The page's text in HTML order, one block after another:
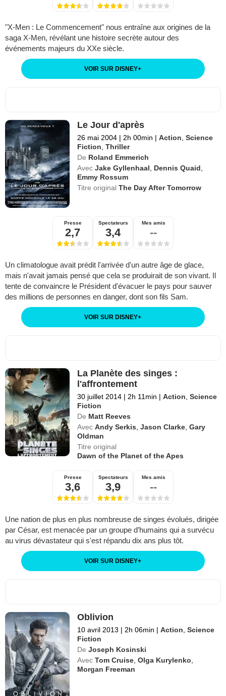
"X-Men : Le Commencement" nous entraîne aux origines de la
saga X-Men, révélant une histoire secrète autour des
événements majeurs du XXe siècle.
VOIR SUR DISNEY+
Le Jour d'après
26 mai 2004 | 2h 00min | Action,Science
Fiction,Thriller
De Roland Emmerich
Avec Jake Gyllenhaal, Dennis Quaid,
Emmy Rossum
Titre originalThe Day After Tomorrow
Presse
2,7
Spectateurs
3,4
Mes amis
--
Un climatologue avait prédit l'arrivée d'un autre âge de glace,
mais n'avait jamais pensé que cela se produirait de son vivant. Il
tente de convaincre le Président d'évacuer le pays pour sauver
des millions de personnes en danger, dont son fils Sam.
VOIR SUR DISNEY+
La Planète des singes :
l'affrontement
30 juillet 2014 | 2h 11min | Action ,Science
Fiction
De Matt Reeves
Avec Andy Serkis ,Jason Clarke ,Gary
Oldman
Titre original
Dawn of the Planet of the Apes
Presse
3,6
Spectateurs
3,9
Mes amis
--
Une nation de plus en plus nombreuse de singes évolués, dirigée
par César, est menacée par un groupe d’humains qui a survécu
au virus dévastateur qui s'est répandu dix ans plus tôt.
VOIR SUR DISNEY+
Oblivion
10 avril 2013 | 2h 06min | Action ,Science
Fiction
De Joseph Kosinski
Avec Tom Cruise ,Olga Kurylenko
Morgan Freeman